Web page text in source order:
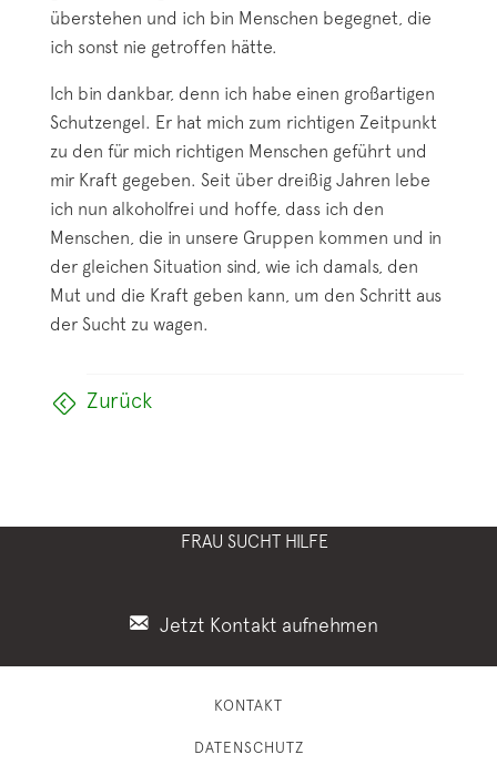
überstehen und ich bin Menschen begegnet, die
ich sonst nie getroffen hätte.
Ich bin dankbar, denn ich habe einen großartigen
Schutzengel. Er hat mich zum richtigen Zeitpunkt
zu den für mich richtigen Menschen geführt und
mir Kraft gegeben. Seit über dreißig Jahren lebe
ich nun alkoholfrei und hoffe, dass ich den
Menschen, die in unsere Gruppen kommen und in
der gleichen Situation sind, wie ich damals, den
Mut und die Kraft geben kann, um den Schritt aus
der Sucht zu wagen.
Zurück
FRAU SUCHT HILFE
Jetzt Kontakt aufnehmen
KONTAKT
DATENSCHUTZ